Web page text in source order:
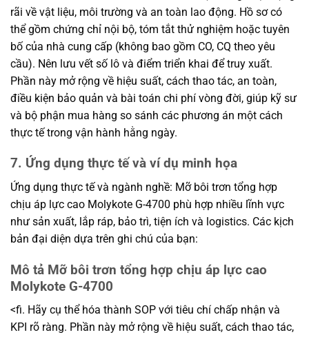
rãi về vật liệu, môi trường và an toàn lao động. Hồ sơ có
thể gồm chứng chỉ nội bộ, tóm tắt thử nghiệm hoặc tuyên
bố của nhà cung cấp (không bao gồm CO, CQ theo yêu
cầu). Nên lưu vết số lô và điểm triển khai để truy xuất.
Phần này mở rộng về hiệu suất, cách thao tác, an toàn,
điều kiện bảo quản và bài toán chi phí vòng đời, giúp kỹ sư
và bộ phận mua hàng so sánh các phương án một cách
thực tế trong vận hành hằng ngày.
7. Ứng dụng thực tế và ví dụ minh họa
Ứng dụng thực tế và ngành nghề: Mỡ bôi trơn tổng hợp
chịu áp lực cao Molykote G-4700 phù hợp nhiều lĩnh vực
như sản xuất, lắp ráp, bảo trì, tiện ích và logistics. Các kịch
bản đại diện dựa trên ghi chú của bạn:
Mô tả Mỡ bôi trơn tổng hợp chịu áp lực cao
Molykote G-4700
<fi. Hãy cụ thể hóa thành SOP với tiêu chí chấp nhận và
KPI rõ ràng. Phần này mở rộng về hiệu suất, cách thao tác,